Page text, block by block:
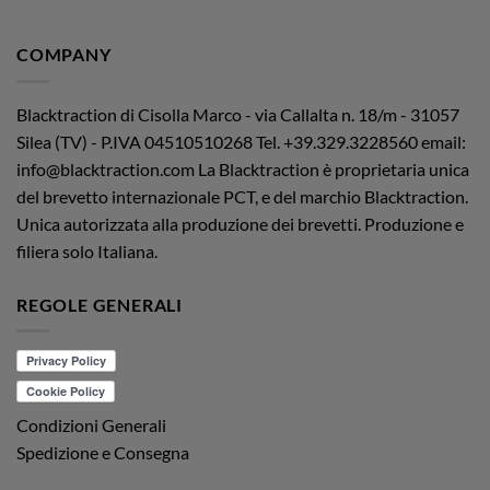
COMPANY
Blacktraction di Cisolla Marco - via Callalta n. 18/m - 31057
Silea (TV) - P.IVA 04510510268Tel. +39.329.3228560 email:
info@blacktraction.com La Blacktraction è proprietaria unica
del brevetto internazionale PCT, e del marchio Blacktraction.
Unica autorizzata alla produzione dei brevetti. Produzione e
filiera solo Italiana.
REGOLE GENERALI
Condizioni Generali
Spedizione e Consegna